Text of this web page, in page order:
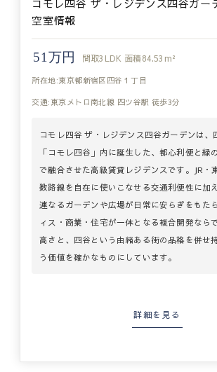
コモレ四谷 ザ・レジデンス四谷ガー
空室情報
51万円 間取3LDK 面積84.53m²
所在地:東京都新宿区四谷１丁目
交通:東京メトロ南北線 四ツ谷駅 徒歩3分
コモレ四谷 ザ・レジデンス四谷ガーデンは、
「コモレ四谷」内に誕生した、都心利便と緑
で融合させた高級賃貸レジデンスです。JR・
数路線を自在に使いこなせる交通利便性に加
連なるガーデンや広場が日常に安らぎをもた
ィス・商業・住宅が一体となる複合開発なら
高さと、四谷という由緒ある街の品格を併せ
う価値を確かなものにしています。
詳細を見る